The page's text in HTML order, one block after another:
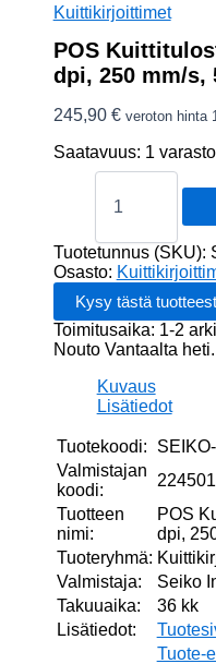
Kuittikirjoittimet
POS
dpi, 250 mm/s,
245,90 € veroton hinta
Saatavuus: 1
Kuittitulostin,
USB
203
dpi,
250
mm/s,
58/80mm
määrä
Tuotetunnus (SKU):
Osasto:
Toimitusaika: 1-2
Nouto Vantaalta heti.
Kuvaus
Lisätiedot
Tuotekoodi:
Valmistajan
koodi:
Tuotteen
nimi:
POS
dpi,
Tuoteryhmä:
Valmistaja:
Seiko
Takuuaika:
36 kk
Lisätiedot:
Tuote-